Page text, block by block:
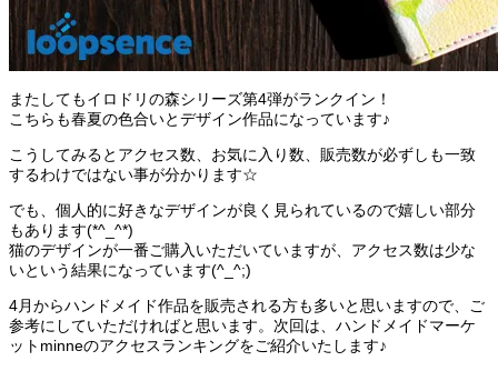
またしてもイロドリの森シリーズ第4弾がランクイン！
こちらも春夏の色合いとデザイン作品になっています♪
こうしてみるとアクセス数、お気に入り数、販売数が必ずしも一致
するわけではない事が分かります☆
でも、個人的に好きなデザインが良く見られているので嬉しい部分
もあります(*^_^*)
猫のデザインが一番ご購入いただいていますが、アクセス数は少な
いという結果になっています(^_^;)
4月からハンドメイド作品を販売される方も多いと思いますので、ご
参考にしていただければと思います。次回は、ハンドメイドマーケ
ットminneのアクセスランキングをご紹介いたします♪